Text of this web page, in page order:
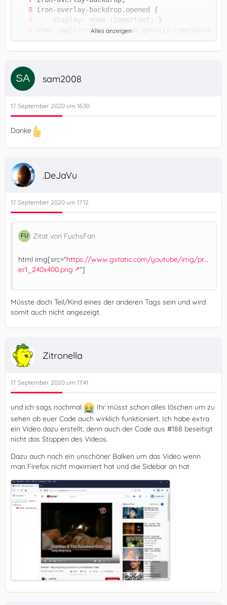
Alles anzeigen
sam2008
17. September 2020 um 16:30
Danke
.DeJaVu
17. September 2020 um 17:12
Zitat von FuchsFan
html img[src="https://www.gstatic.com/youtube/img/pr…
er1_240x400.png
"]
Müsste doch Teil/Kind eines der anderen Tags sein und wird
somit auch nicht angezeigt.
Zitronella
17. September 2020 um 17:41
und ich sags nochmal.
Ihr müsst schon alles löschen um zu
sehen ob euer Code auch wirklich funktioniert. Ich habe extra
ein Video dazu erstellt, denn auch der Code aus #188 beseitigt
nicht das Stoppen des Videos.
Dazu auch noch ein unschöner Balken um das Video wenn
man Firefox nicht maximiert hat und die Sidebar an hat